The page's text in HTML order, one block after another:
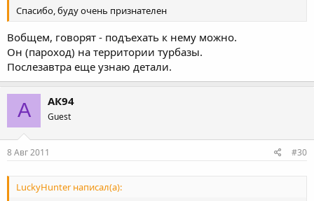
Спасибо, буду очень признателен
Вобщем, говорят - подъехать к нему можно.
Он (пароход) на территории турбазы.
Послезавтра еще узнаю детали.
А АК94
Guest
8 Авг 2011 #30
LuckyHunter написал(а):